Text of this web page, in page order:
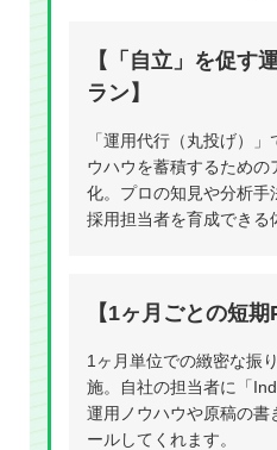
【「自立」を促す
ラン】
「運用代行（丸投げ）
ウハウを蓄積するための
化。プロの知見や分析手
採用担当者を育成できる
【1ヶ月ごとの短期
1ヶ月単位での緻密な振
施。自社の担当者に「
運用ノウハウや原稿の書
ールしてくれます。